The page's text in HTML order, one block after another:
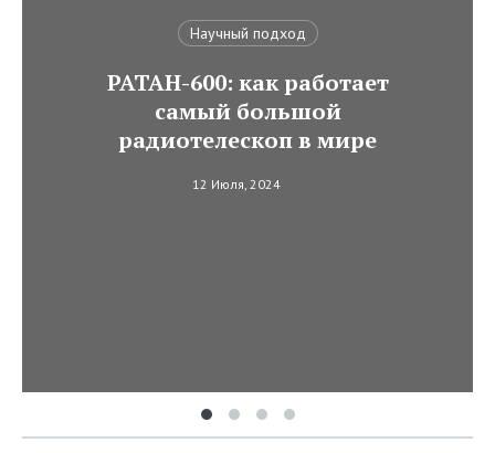
Научный подход
РАТАН-600: как работает
самый большой
радиотелескоп в мире
12 Июля, 2024